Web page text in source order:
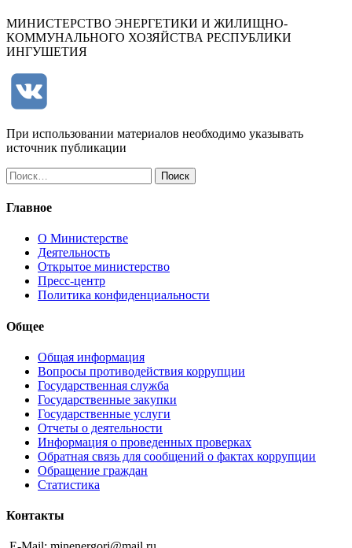
МИНИСТЕРСТВО ЭНЕРГЕТИКИ И ЖИЛИЩНО-
КОММУНАЛЬНОГО ХОЗЯЙСТВА РЕСПУБЛИКИ
ИНГУШЕТИЯ
При использовании материалов необходимо указывать
источник публикации
Найти:
Главное
О Министерстве
Деятельность
Открытое министерство
Пресс-центр
Политика конфиденциальности
Общее
Общая информация
Вопросы противодействия коррупции
Государственная служба
Государственные закупки
Государственные услуги
Отчеты о деятельности
Информация о проведенных проверках
Обратная связь для сообщений о фактах коррупции
Обращение граждан
Статистика
Контакты